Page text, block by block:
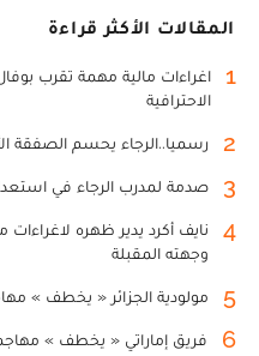
المقالات الأكثر قراءة
1
اغراءات مالية مهمة تقرب
الاحترافية
2 رسميا..الرجاء يحسم الصفقة
3 صدمة لمدرب الرجاء في
4
نايف أكرد يدير ظهره لاغراءات
وجهته المقبلة
5 مولودية الجزائر « يخطف »
6 فريق إماراتي « يخطف »